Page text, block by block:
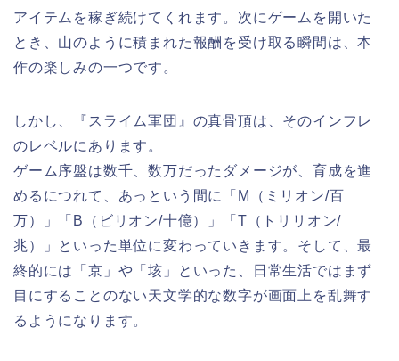
アイテムを稼ぎ続けてくれます。次にゲームを開いた
とき、山のように積まれた報酬を受け取る瞬間は、本
作の楽しみの一つです。
しかし、『スライム軍団』の真骨頂は、そのインフレ
のレベルにあります。
ゲーム序盤は数千、数万だったダメージが、育成を進
めるにつれて、あっという間に「M（ミリオン/百
万）」「B（ビリオン/十億）」「T（トリリオン/
兆）」といった単位に変わっていきます。そして、最
終的には「京」や「垓」といった、日常生活ではまず
目にすることのない天文学的な数字が画面上を乱舞す
るようになります。